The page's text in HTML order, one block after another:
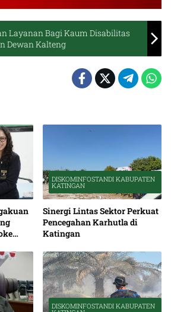
Layanan Bagi Kaum Disabilitas
Dewan Kalteng
DISKOMINFOSTANDI KABUPATEN
KATINGAN
Sinergi Lintas Sektor Perkuat
Pencegahan Karhutla di
Katingan
DISKOMINFOSTANDI KABUPATEN